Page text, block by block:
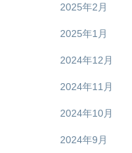
2025年2月
2025年1月
2024年12月
2024年11月
2024年10月
2024年9月